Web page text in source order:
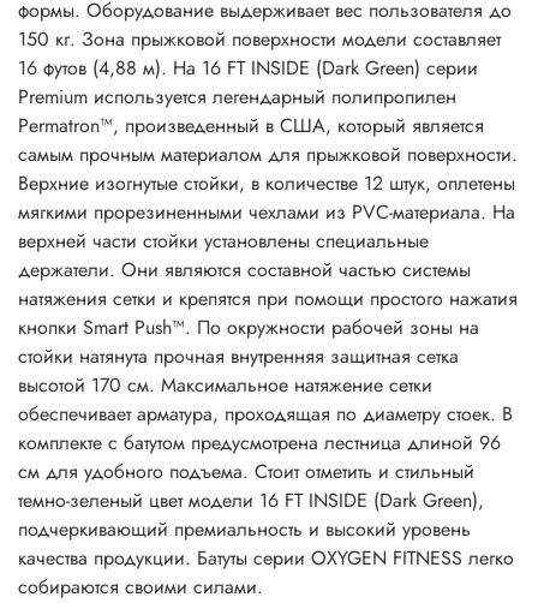
формы. Оборудование выдерживает вес пользователя до
150 кг. Зона прыжковой поверхности модели составляет
16 футов (4,88 м). На 16 FT INSIDE (Dark Green) серии
Premium используется легендарный полипропилен
Permatron™, произведенный в США, который является
самым прочным материалом для прыжковой поверхности.
Верхние изогнутые стойки, в количестве 12 штук, оплетены
мягкими прорезиненными чехлами из PVC-материала. На
верхней части стойки установлены специальные
держатели. Они являются составной частью системы
натяжения сетки и крепятся при помощи простого нажатия
кнопки Smart Push™. По окружности рабочей зоны на
стойки натянута прочная внутренняя защитная сетка
высотой 170 см. Максимальное натяжение сетки
обеспечивает арматура, проходящая по диаметру стоек. В
комплекте с батутом предусмотрена лестница длиной 96
см для удобного подъема. Стоит отметить и стильный
темно-зеленый цвет модели 16 FT INSIDE (Dark Green),
подчеркивающий премиальность и высокий уровень
качества продукции. Батуты серии OXYGEN FITNESS легко
собираются своими силами.